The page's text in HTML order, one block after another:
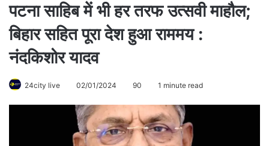
पटना साहिब में भी हर तरफ उत्सवी माहौल;
बिहार सहित पूरा देश हुआ राममय :
नंदकिशोर यादव
24city live 02/01/2024 90 1 minute read